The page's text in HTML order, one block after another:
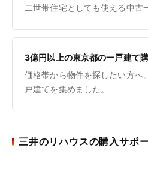
二世帯住宅としても使える中古
3億円以上の東京都の一戸建て
価格帯から物件を探したい方へ
戸建てを集めました。
三井のリハウスの購入サポ